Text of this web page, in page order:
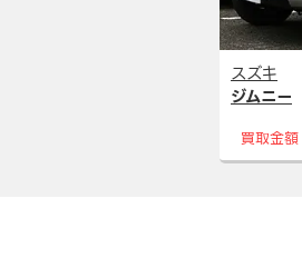
スズキ
ジムニー
買取金額